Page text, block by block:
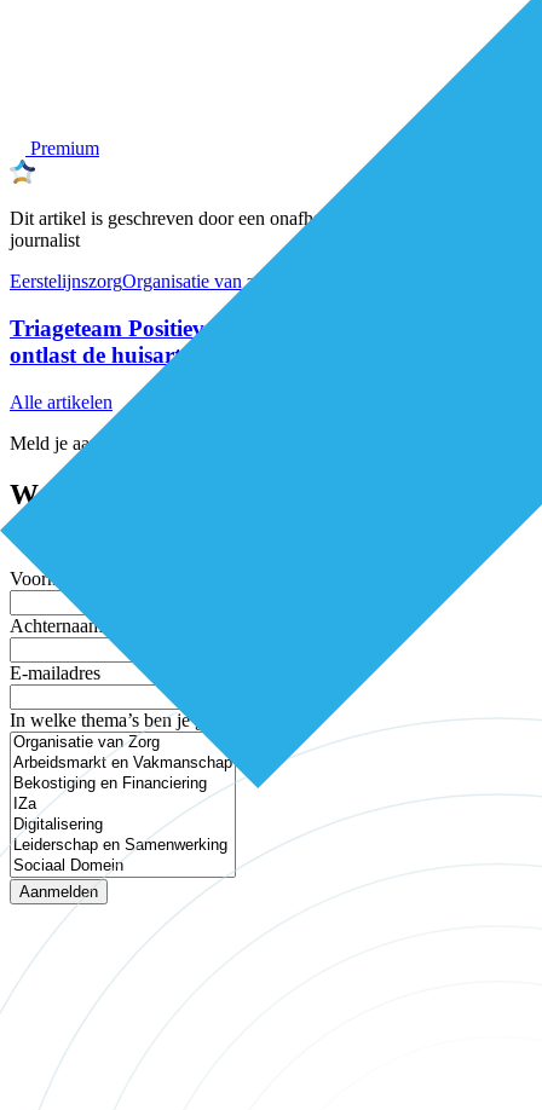
Premium
Dit artikel is geschreven door een onafhankelijke De Eerstelijns-
journalist
EerstelijnszorgOrganisatie van zorg
Triageteam Positieve Gezondheid helpt patiënten en
ontlast de huisarts
Alle artikelen
Meld je aan voor de nieuwsbrief
Word elke twee weken geïnspireerd en
mis niets
Voornaam
Achternaam
E-mailadres
In welke thema’s ben je geïnteresseerd?
Aanmelden